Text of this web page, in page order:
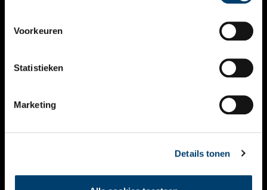
Voorkeuren
Statistieken
Marketing
Details tonen
KALENDER
THEMA’S
VIDEO’S
CONTACT